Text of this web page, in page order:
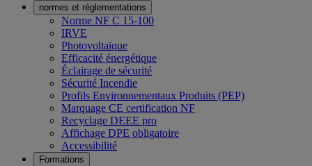
normes et réglementations
Norme NF C 15-100
IRVE
Photovoltaïque
Efficacité énergétique
Éclairage de sécurité
Sécurité Incendie
Profils Environnementaux Produits (PEP)
Marquage CE certification NF
Recyclage DEEE pro
Affichage DPE obligatoire
Accessibilité
Formations